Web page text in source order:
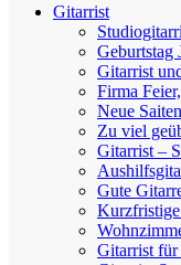
Gitarrist
Geburtstag
Gitarrist
Firma
Neue
Zu viel
Gitarrist –
Gute
Gitarrist für